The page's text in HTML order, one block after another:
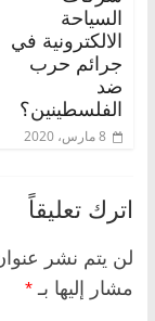
السياحة
الالكترونية في
جرائم حرب
ضد
الفلسطينين؟
8 مارس، 2020
اترك تعليقاً
لن يتم نشر
مشار إليها بـ *